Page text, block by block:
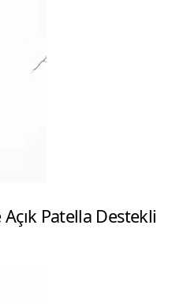
Patella Destekli